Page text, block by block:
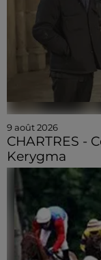
9 août 2026
CHARTRES -
Kerygma